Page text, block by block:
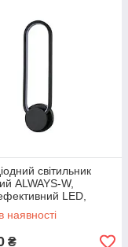
світильник
ALWAYS-W,
LED,
температура 4000K
наявності
₴